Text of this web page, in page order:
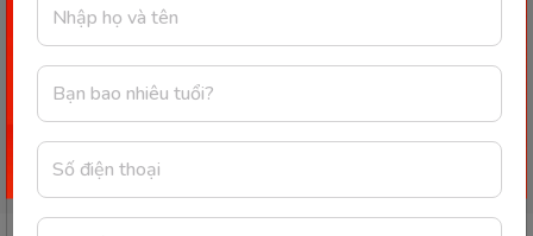
trình học cho bé
Đăng ký ngay